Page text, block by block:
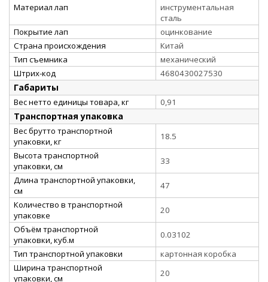
Материал лап
инструментальная
сталь
Покрытие лап
оцинкование
Страна происхождения
Китай
Тип съемника
механический
Штрих-код
4680430027530
Габариты
Вес нетто единицы товара, кг 0,91
Транспортная упаковка
Вес брутто транспортной
упаковки, кг
18.5
Высота транспортной
упаковки, см
33
Длина транспортной упаковки,
см
47
Количество в транспортной
упаковке
20
Объём транспортной
упаковки, куб.м
0.03102
Тип транспортной упаковки
картонная коробка
Ширина транспортной
упаковки, см
20